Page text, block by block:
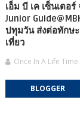
เอ็ม บี เค เซ็นเตอ
Junior
ปทุมวัน ส่งต่อทักษ
เที่ยว
Once In A Life Time
BLOGGER